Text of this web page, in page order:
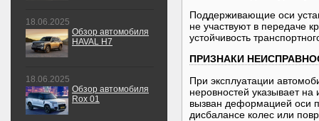
Поддерживающие оси
не участвуют в передаче
устойчивость
ПРИЗНАКИ
При эксплуатации
неровностей указывает
вызван деформацией оси
дисбалансе колес или
18.06.2025
Обзор автомобиля
HAVAL H7
18.06.2025
Обзор автомобиля
Rox 01